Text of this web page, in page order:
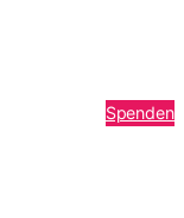
Spenden